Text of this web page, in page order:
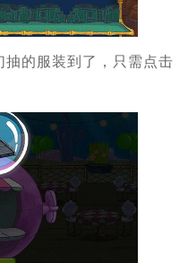
的服装到了，只需点击